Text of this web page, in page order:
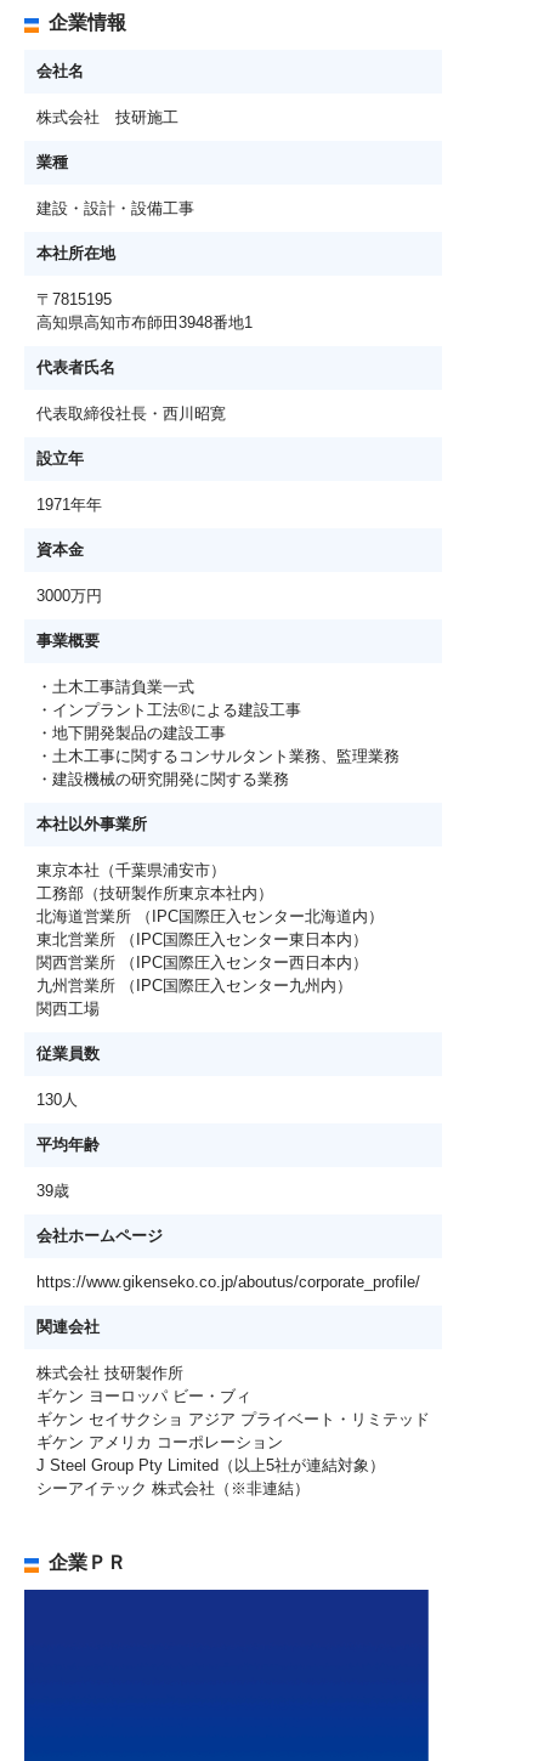
企業情報
会社名
株式会社 技研施工
業種
建設・設計・設備工事
本社所在地
〒7815195
高知県高知市布師田3948番地1
代表者氏名
代表取締役社長・西川昭寛
設立年
1971年年
資本金
3000万円
事業概要
・土木工事請負業一式
・インプラント工法®による建設工事
・地下開発製品の建設工事
・土木工事に関するコンサルタント業務、監理業務
・建設機械の研究開発に関する業務
本社以外事業所
東京本社（千葉県浦安市）
工務部（技研製作所東京本社内）
北海道営業所 （IPC国際圧入センター北海道内）
東北営業所 （IPC国際圧入センター東日本内）
関西営業所 （IPC国際圧入センター西日本内）
九州営業所 （IPC国際圧入センター九州内）
関西工場
従業員数
130人
平均年齢
39歳
会社ホームページ
https://www.gikenseko.co.jp/aboutus/corporate_profile/
関連会社
株式会社 技研製作所
ギケン ヨーロッパ ビー・ブィ
ギケン セイサクショ アジア プライベート・リミテッド
ギケン アメリカ コーポレーション
J Steel Group Pty Limited（以上5社が連結対象）
シーアイテック 株式会社（※非連結）
企業ＰＲ